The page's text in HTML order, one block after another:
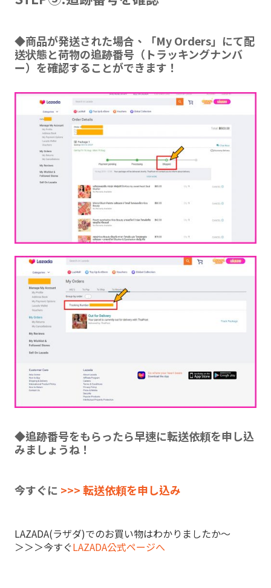
◆商品が発送された場合、「My Orders」にて配
送状態と荷物の追跡番号（トラッキングナンバ
ー）を確認することができます！
◆追跡番号をもらったら早速に転送依頼を申し込
みましょうね！
今すぐに >>> 転送依頼を申し込み
LAZADA(ラザダ)でのお買い物はわかりましたか～
＞＞＞今すぐLAZADA公式ページへ